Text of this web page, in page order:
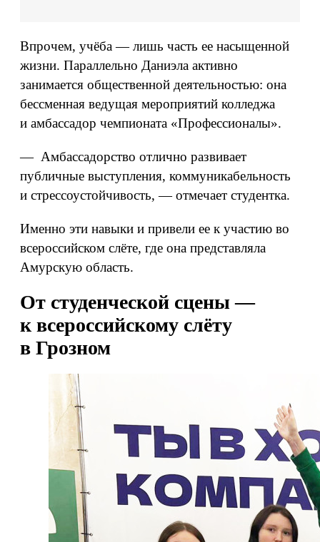
Впрочем, учёба — лишь часть ее насыщенной
жизни. Параллельно Даниэла активно
занимается общественной деятельностью: она
бессменная ведущая мероприятий колледжа
и амбассадор чемпионата «Профессионалы».
— Амбассадорство отлично развивает
публичные выступления, коммуникабельность
и стрессоустойчивость, — отмечает студентка.
Именно эти навыки и привели ее к участию во
всероссийском слёте, где она представляла
Амурскую область.
От студенческой сцены —
к всероссийскому слёту
в Грозном